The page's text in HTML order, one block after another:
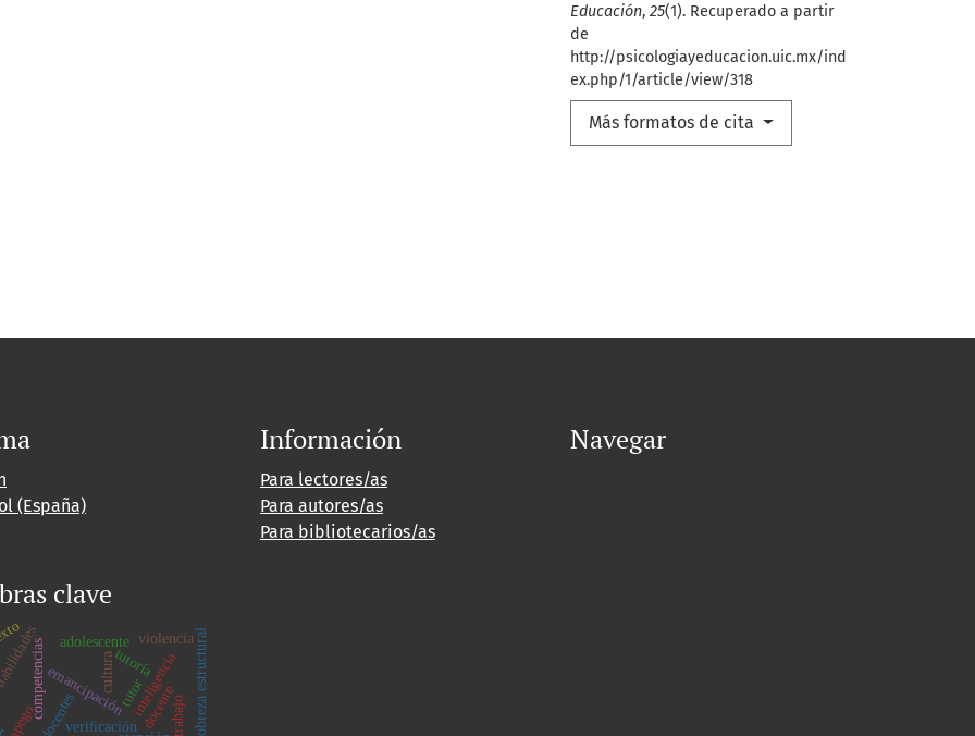
Educación, 25(1). Recuperado a partir
de
http://psicologiayeducacion.uic.mx/ind
ex.php/1/article/view/318
Más formatos de cita
(España)
Información
Para lectores/as
Para autores/as
Para bibliotecarios/as
Navegar
clave
emancipación
veriﬁcación
inteligencia
competenciasdocentes
apego
cultura
docente
adolescente
tutor
tutoría
violenciapobreza estructural